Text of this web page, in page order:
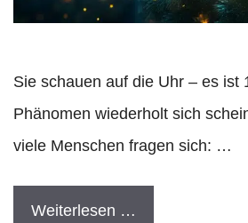
Sie schauen auf die Uhr – es ist
Phänomen wiederholt sich
viele Menschen fragen sich: …
Weiterlesen …